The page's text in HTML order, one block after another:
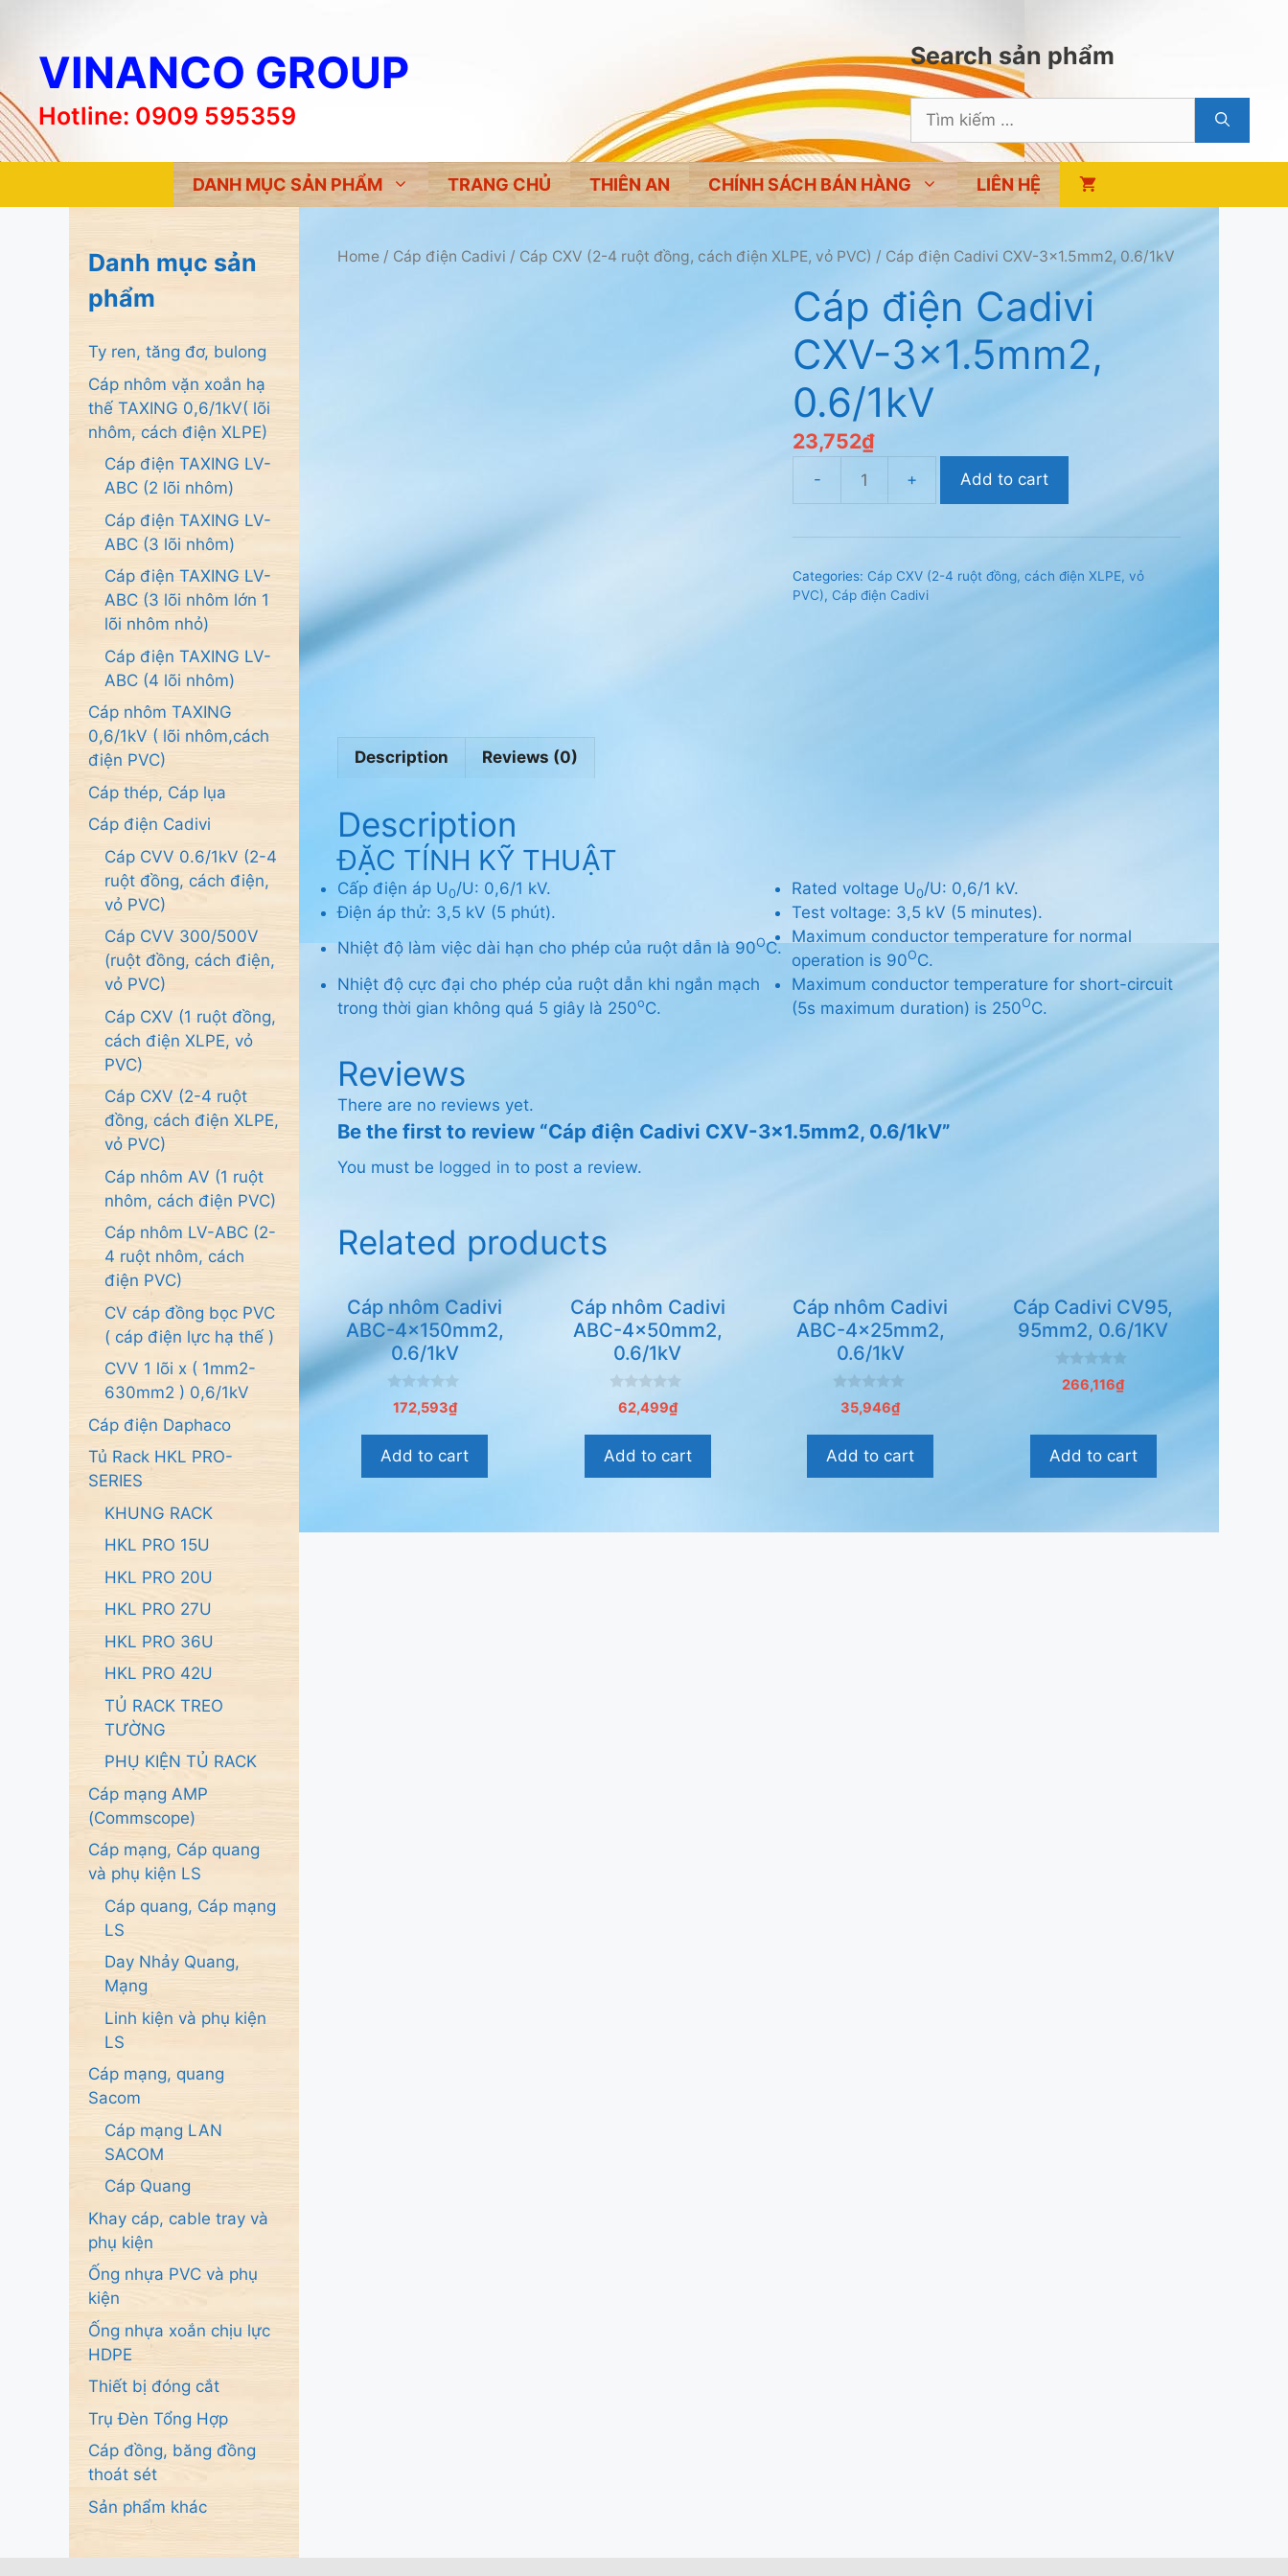
VINANCO GROUP
Hotline: 0909 595359
Search sản phẩm
Tìm
cho:
DANH MỤC SẢN PHẨM TRANG CHỦ THIÊN AN CHÍNH SÁCH BÁN HÀNG LIÊN HỆ
Home / Cáp điện Cadivi / Cáp CXV (2-4 ruột đồng, cách điện XLPE, vỏ PVC) / Cáp điện Cadivi CXV-3×1.5mm2, 0.6/1kV
Cáp điện Cadivi
CXV-3×1.5mm2,
0.6/1kV
23,752₫
Cadivi
3x1.5mm2,
Add to cart
Categories: Cáp CXV (2-4 ruột đồng, cách điện XLPE, vỏ
PVC), Cáp điện Cadivi
Description Reviews (0)
Description
ĐẶC TÍNH KỸ THUẬT
Cấp điện áp U0/U: 0,6/1 kV. Rated voltage U0/U: 0,6/1 kV.
Điện áp thử: 3,5 kV (5 phút).
Test voltage: 3,5 kV (5 minutes).
Nhiệt độ làm việc dài hạn cho phép của ruột dẫn là 90OC.
Maximum conductor temperature for normal
operation is 90OC.
Nhiệt độ cực đại cho phép của ruột dẫn khi ngắn mạch
trong thời gian không quá 5 giây là 250oC.
Maximum conductor temperature for short-circuit
(5s maximum duration) is 250OC.
Reviews
There are no reviews yet.
Be the first to review “Cáp điện Cadivi CXV-3×1.5mm2, 0.6/1kV”
You must be logged in to post a review.
Related products
Cáp nhôm Cadivi
ABC-4x150mm2,
0.6/1kV
0
à
5
172,593₫
Add to cart
Cáp nhôm Cadivi
ABC-4x50mm2,
0.6/1kV
à
5
62,499₫
Add to cart
Cáp nhôm Cadivi
ABC-4x25mm2,
0.6/1kV
à
5
35,946₫
Add to cart
Cáp Cadivi CV95,
95mm2, 0.6/1KV
0
n
à
5
266,116₫
Add to cart
Danh mục sản
phẩm
Ty ren, tăng đơ, bulong
Cáp nhôm vặn xoắn hạ
thế TAXING 0,6/1kV( lõi
nhôm, cách điện XLPE)
Cáp điện TAXING LV-
ABC (2 lõi nhôm)
Cáp điện TAXING LV-
ABC (3 lõi nhôm)
Cáp điện TAXING LV-
ABC (3 lõi nhôm lớn 1
lõi nhôm nhỏ)
Cáp điện TAXING LV-
ABC (4 lõi nhôm)
Cáp nhôm TAXING
0,6/1kV ( lõi nhôm,cách
điện PVC)
Cáp thép, Cáp lụa
Cáp điện Cadivi
Cáp CVV 0.6/1kV (2-4
ruột đồng, cách điện,
vỏ PVC)
Cáp CVV 300/500V
(ruột đồng, cách điện,
vỏ PVC)
Cáp CXV (1 ruột đồng,
cách điện XLPE, vỏ
PVC)
Cáp CXV (2-4 ruột
đồng, cách điện XLPE,
vỏ PVC)
Cáp nhôm AV (1 ruột
nhôm, cách điện PVC)
Cáp nhôm LV-ABC (2-
4 ruột nhôm, cách
điện PVC)
CV cáp đồng bọc PVC
( cáp điện lực hạ thế )
CVV 1 lõi x ( 1mm2-
630mm2 ) 0,6/1kV
Cáp điện Daphaco
Tủ Rack HKL PRO-
SERIES
KHUNG RACK
HKL PRO 15U
HKL PRO 20U
HKL PRO 27U
HKL PRO 36U
HKL PRO 42U
TỦ RACK TREO
TƯỜNG
PHỤ KIỆN TỦ RACK
Cáp mạng AMP
(Commscope)
Cáp mạng, Cáp quang
và phụ kiện LS
Cáp quang, Cáp mạng
LS
Day Nhảy Quang,
Mạng
Linh kiện và phụ kiện
LS
Cáp mạng, quang
Sacom
Cáp mạng LAN
SACOM
Cáp Quang
Khay cáp, cable tray và
phụ kiện
Ống nhựa PVC và phụ
kiện
Ống nhựa xoắn chịu lực
HDPE
Thiết bị đóng cắt
Trụ Đèn Tổng Hợp
Cáp đồng, băng đồng
thoát sét
Sản phẩm khác